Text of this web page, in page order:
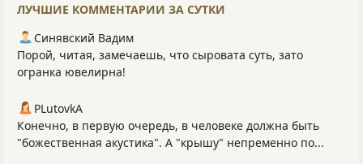
ЛУЧШИЕ КОММЕНТАРИИ ЗА СУТКИ
Синявский Вадим
Порой, читая, замечаешь, что сыровата суть, зато
огранка ювелирна!
PLutоvkА
Конечно, в первую очередь, в человеке должна быть
"божественная акустика". А "крышу" непременно по...